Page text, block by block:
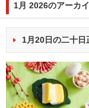
1月 2026のアーカ
1月20日の二十日